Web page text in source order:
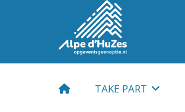
TAKE PART